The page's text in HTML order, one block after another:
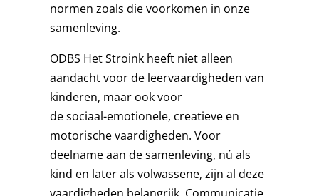
normen zoals die voorkomen in onze
samenleving.
ODBS Het Stroink heeft niet alleen
aandacht voor de leervaardigheden van
kinderen, maar ook voor
de sociaal-emotionele, creatieve en
motorische vaardigheden. Voor
deelname aan de samenleving, nú als
kind en later als volwassene, zijn al deze